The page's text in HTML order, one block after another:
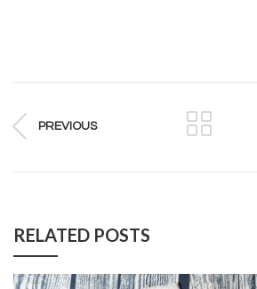
PREVIOUS
RELATED POSTS